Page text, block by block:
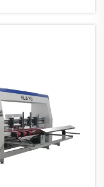
ottavat nämä